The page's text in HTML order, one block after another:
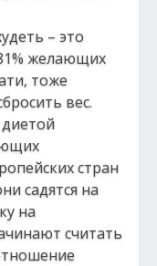
– это
желающих
тоже
вес.
стран
садятся на
на
считать